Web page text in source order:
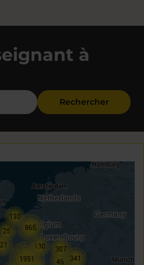
à
Rechercher